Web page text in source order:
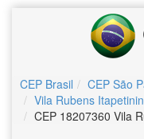
CEP Brasil CEP São
Vila Rubens
CEP 18207360 Vila